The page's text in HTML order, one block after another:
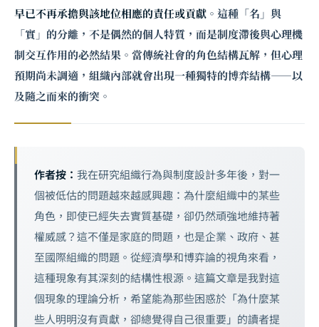
早已不再承擔與該地位相應的責任或貢獻 。這種「名」與
「實」的分離，不是偶然的個人特質，而是制度滯後與心理機
制交互作用的必然結果。當傳統社會的角色結構瓦解，但心理
預期尚未調適，組織內部就會出現一種獨特的博弈結構——以
及隨之而來的衝突。
作者按： 我在研究組織行為與制度設計多年後，對一
個被低估的問題越來越感興趣：為什麼組織中的某些
角色，即使已經失去實質基礎，卻仍然頑強地維持著
權威感？這不僅是家庭的問題，也是企業、政府、甚
至國際組織的問題。從經濟學和博弈論的視角來看，
這種現象有其深刻的結構性根源。這篇文章是我對這
個現象的理論分析，希望能為那些困惑於「為什麼某
些人明明沒有貢獻，卻總覺得自己很重要」的讀者提